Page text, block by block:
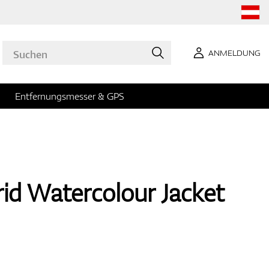
ANMELDUNG
Entfernungsmesser & GPS
Watercolour Jacket